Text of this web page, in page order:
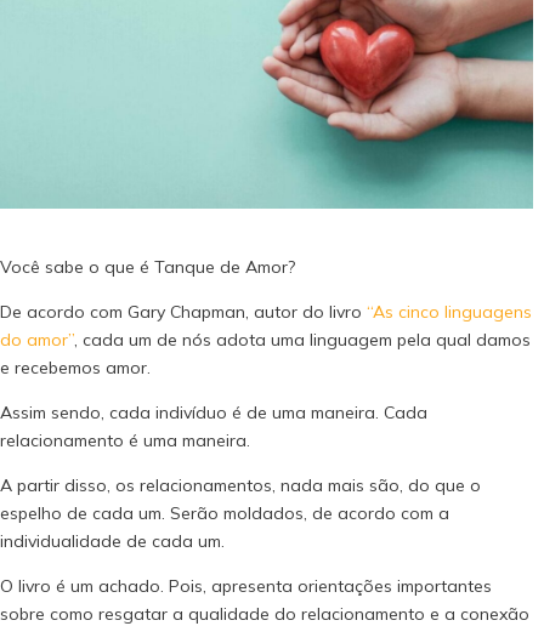
Você sabe o que é Tanque de Amor?
De acordo com Gary Chapman, autor do livro “As cinco linguagens
do amor”, cada um de nós adota uma linguagem pela qual damos
e recebemos amor.
Assim sendo, cada indivíduo é de uma maneira. Cada
relacionamento é uma maneira.
A partir disso, os relacionamentos, nada mais são, do que o
espelho de cada um. Serão moldados, de acordo com a
individualidade de cada um.
O livro é um achado. Pois, apresenta orientações importantes
sobre como resgatar a qualidade do relacionamento e a conexão